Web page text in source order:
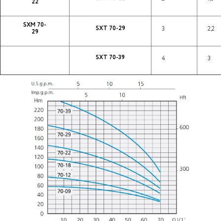
SXM 70-
29
SXT 70-29 3 2,2
SXT 70-39 4 3